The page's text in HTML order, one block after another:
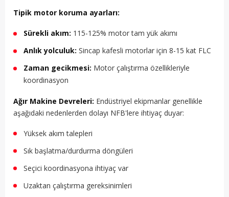
Tipik motor koruma ayarları:
Sürekli akım: 115-125% motor tam yük akımı
Anlık yolculuk: Sincap kafesli motorlar için 8-15 kat FLC
Zaman gecikmesi: Motor çalıştırma özellikleriyle
koordinasyon
Ağır Makine Devreleri: Endüstriyel ekipmanlar genellikle
aşağıdaki nedenlerden dolayı NFB'lere ihtiyaç duyar:
Yüksek akım talepleri
Sık başlatma/durdurma döngüleri
Seçici koordinasyona ihtiyaç var
Uzaktan çalıştırma gereksinimleri